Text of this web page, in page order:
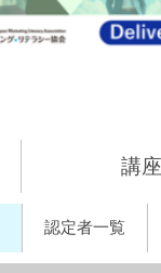
講
認定者一覧